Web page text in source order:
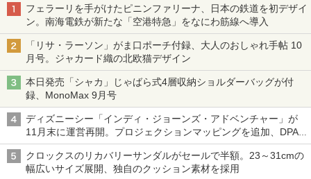
フェラーリを手がけたピニンファリーナ、日本の鉄道を初デザイ
ン。南海電鉄が新たな「空港特急」をなにわ筋線へ導入
「リサ・ラーソン」がま口ポーチ付録、大人のおしゃれ手帖 10
月号。ジャカード織の北欧猫デザイン
本日発売「シャカ」じゃばら式4層収納ショルダーバッグが付
録、MonoMax 9月号
ディズニーシー「インディ・ジョーンズ・アドベンチャー」が
11月末に運営再開。プロジェクションマッピングを追加、DPA
は1500円
クロックスのリカバリーサンダルがセールで半額。23～31cmの
幅広いサイズ展開、独自のクッション素材を採用